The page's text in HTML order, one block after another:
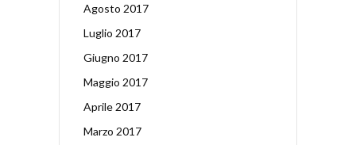
Agosto 2017
Luglio 2017
Giugno 2017
Maggio 2017
Aprile 2017
Marzo 2017